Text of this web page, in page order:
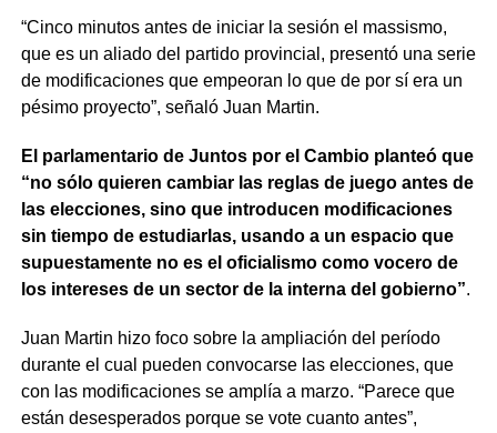
“Cinco minutos antes de iniciar la sesión el massismo,
que es un aliado del partido provincial, presentó una serie
de modificaciones que empeoran lo que de por sí era un
pésimo proyecto”, señaló Juan Martin.
El parlamentario de Juntos por el Cambio planteó que
“no sólo quieren cambiar las reglas de juego antes de
las elecciones, sino que introducen modificaciones
sin tiempo de estudiarlas, usando a un espacio que
supuestamente no es el oficialismo como vocero de
los intereses de un sector de la interna del gobierno”.
Juan Martin hizo foco sobre la ampliación del período
durante el cual pueden convocarse las elecciones, que
con las modificaciones se amplía a marzo. “Parece que
están desesperados porque se vote cuanto antes”,